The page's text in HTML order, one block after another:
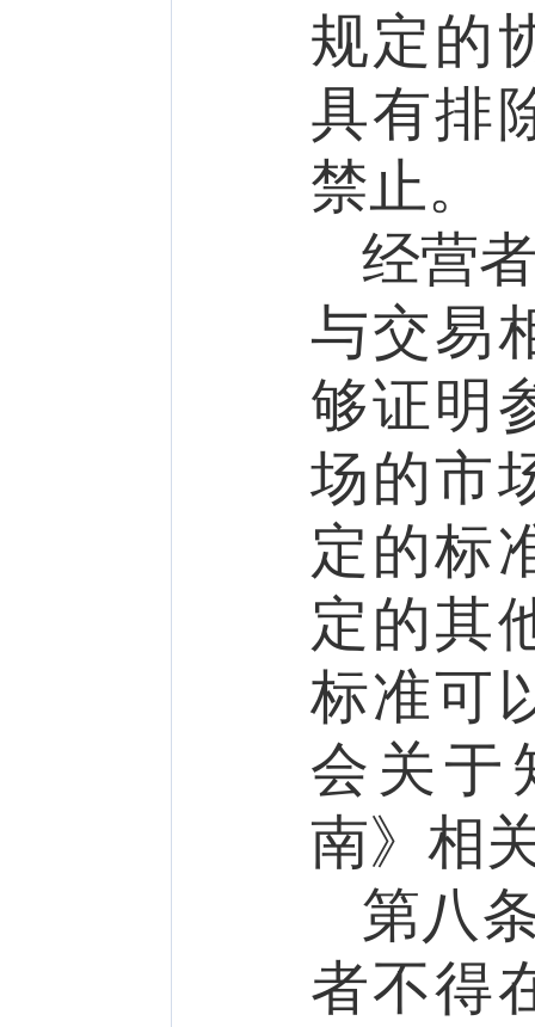
规定的
具有排
禁止。
经营
与交易
够证明
场的市
定的标
定的其
标准可
会关于
南》相
第八
者不得